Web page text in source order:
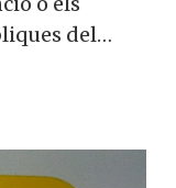
del…